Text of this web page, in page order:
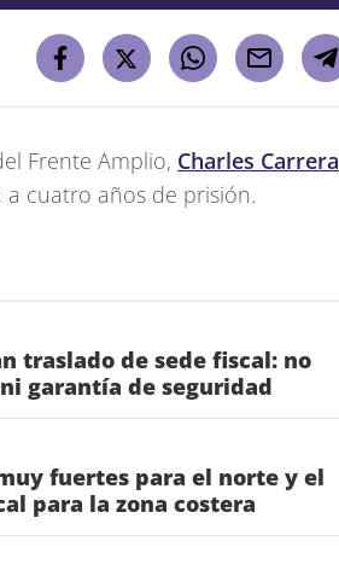
Frente Amplio, Charles Carrera
cuatro años de prisión.
traslado de sede fiscal: no
garantía de seguridad
fuertes para el norte y el
para la zona costera